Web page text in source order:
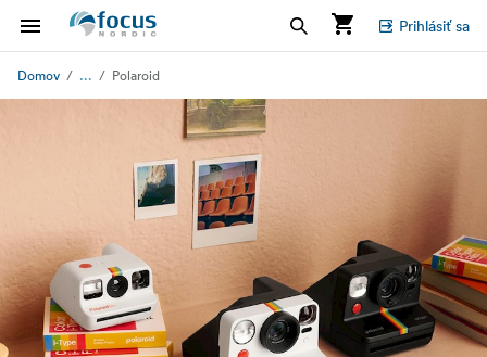
Prihlásiť sa
Domov ... Polaroid